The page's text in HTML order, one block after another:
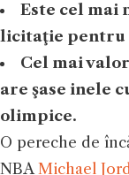
Este cel mai
licitaţie pentru
Cel mai
are şase inele
olimpice.
O pereche de
NBAMichael